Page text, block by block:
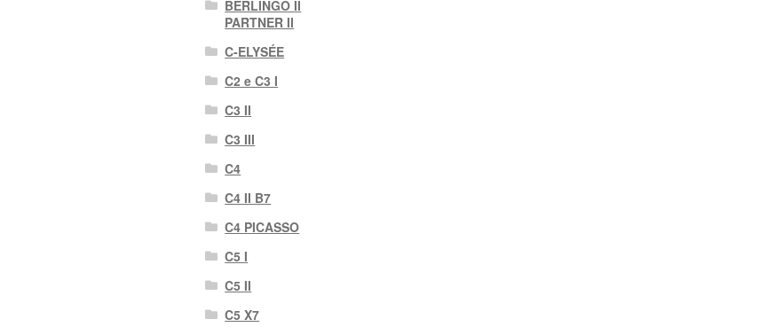
BERLINGO II
PARTNER II
C-ELYSÉE
C2 e C3 I
C3 II
C3 III
C4
C4 II B7
C4 PICASSO
C5 I
C5 II
C5 X7